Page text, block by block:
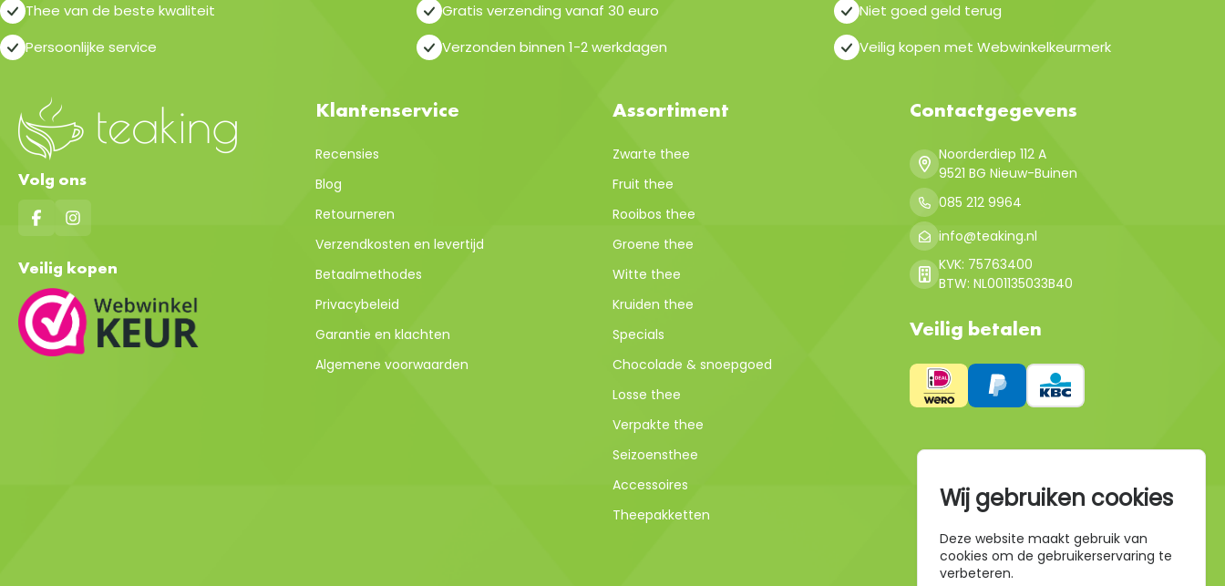
Thee van de beste kwaliteit Gratis verzending vanaf 30 euro
Niet goed geld terug
Persoonlijke service
Verzonden binnen 1-2 werkdagen Veilig kopen met Webwinkelkeurmerk
Volg ons
Veilig kopen
Klantenservice
Recensies
Blog
Retourneren
Verzendkosten en levertijd
Betaalmethodes
Privacybeleid
Garantie en klachten
Algemene voorwaarden
Assortiment
Zwarte thee
Fruit thee
Rooibos thee
Groene thee
Witte thee
Kruiden thee
Specials
Chocolade & snoepgoed
Losse thee
Verpakte thee
Seizoensthee
Accessoires
Theepakketten
Contactgegevens
Noorderdiep 112 A
9521 BG Nieuw-Buinen
085 212 9964
info@teaking.nl
KVK: 75763400
BTW: NL001135033B40
Veilig betalen
Wij gebruiken cookies
Deze website maakt gebruik van
cookies om de gebruikerservaring te
verbeteren.